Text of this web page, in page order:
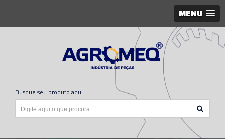
MENU
Busque seu produto aqui: